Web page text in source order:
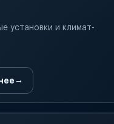
установки и климат-